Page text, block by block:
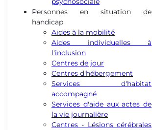
Personnes en situation de
handicap
Aides à la mobilité
Aides individuelles à
l'inclusion
Centres de jour
Centres d'hébergement
Services d'habitat
accompagné
Services d'aide aux actes de
la vie journalière
Centres - Lésions cérébrales